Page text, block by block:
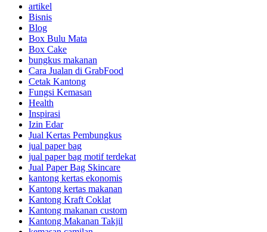
artikel
Bisnis
Blog
Box Bulu Mata
Box Cake
bungkus makanan
Cara Jualan di GrabFood
Cetak Kantong
Fungsi Kemasan
Health
Inspirasi
Izin Edar
Jual Kertas Pembungkus
jual paper bag
jual paper bag motif terdekat
Jual Paper Bag Skincare
kantong kertas ekonomis
Kantong kertas makanan
Kantong Kraft Coklat
Kantong makanan custom
Kantong Makanan Takjil